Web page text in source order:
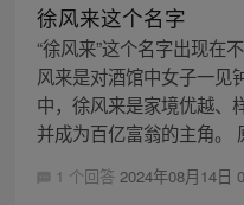
徐风来这个名字
“徐风来”这个名字出现在
风来是对酒馆中女子一见
中，徐风来是家境优越、
并成为百亿富翁的主角。
1 个回答 2024年08月14日